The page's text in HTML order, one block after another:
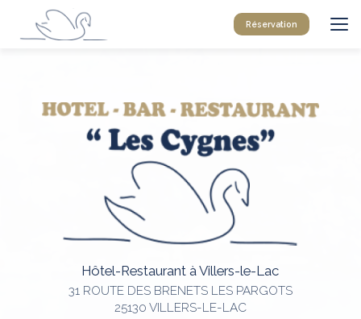
contenu
Réservation
Hôtel-Restaurant à Villers-le-Lac
31 ROUTE DES BRENETS LES PARGOTS
25130 VILLERS-LE-LAC